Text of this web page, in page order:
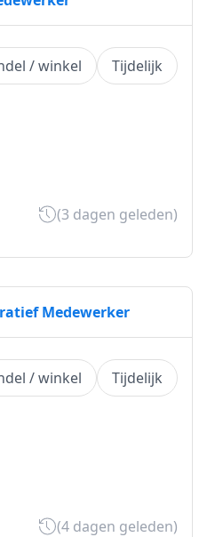
/ winkel
Tijdelijk
(3 dagen geleden)
Medewerker
/ winkel
Tijdelijk
(4 dagen geleden)